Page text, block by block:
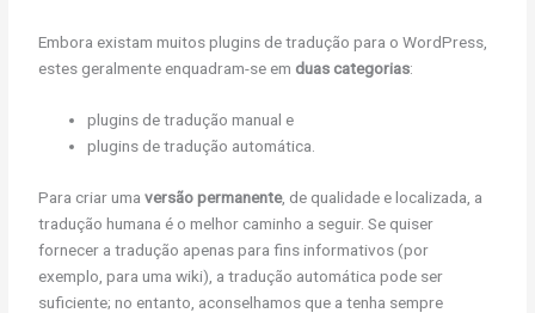
Embora existam muitos plugins de tradução para o WordPress,
estes geralmente enquadram-se em duas categorias:
plugins de tradução manual e
plugins de tradução automática.
Para criar umaversão permanente, de qualidade e localizada, a
tradução humana é o melhor caminho a seguir. Se quiser
fornecer a tradução apenas para fins informativos (por
exemplo, para uma wiki), a tradução automática pode ser
suficiente; no entanto, aconselhamos que a tenha sempre